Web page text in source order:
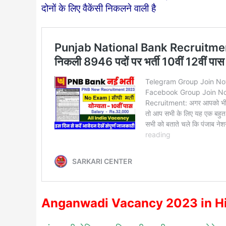
दोनों के लिए वैकेंसी निकलने वाली है
Anganwadi Vacancy 2023 in